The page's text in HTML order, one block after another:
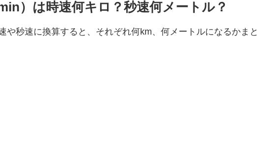
）は時速何キロ？秒速何メートル？
や秒速に換算すると、それぞれ何km、何メートルになるかまと